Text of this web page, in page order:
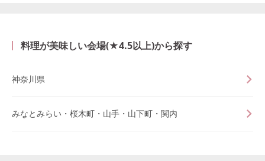
料理が美味しい会場(★4.5以上)から探す
神奈川県
みなとみらい・桜木町・山手・山下町・関内